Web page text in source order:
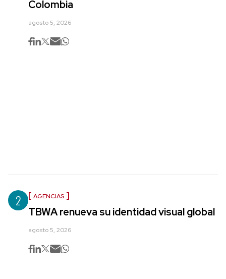
Colombia
agosto 5, 2026
2 AGENCIAS
TBWA renueva su identidad visual global
agosto 5, 2026